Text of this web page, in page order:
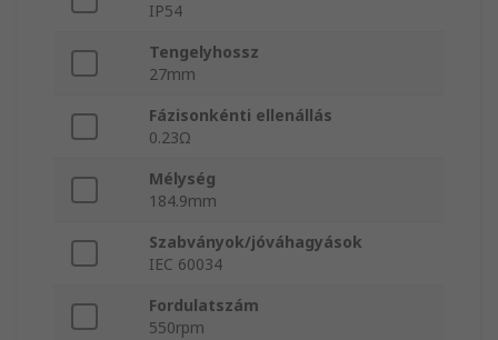
IP54
Tengelyhossz
27mm
Fázisonkénti ellenállás
0.23Ω
Mélység
184.9mm
Szabványok/jóváhagyások
IEC 60034
Fordulatszám
550rpm